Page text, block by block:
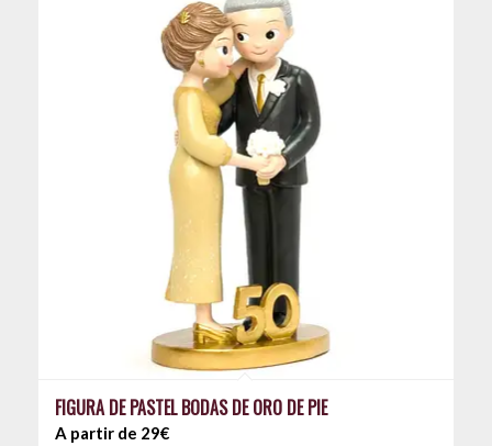
FIGURA DE PASTEL BODAS DE ORO DE PIE
A partir de 29€